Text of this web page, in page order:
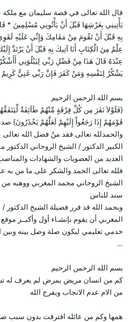
قال الله تعالى في قصة سليمان مع ملكة
يَأْتِينِي بِعَرْشِهَا قَبْلَ أَنْ يَأْتُونِي مُسْلِمِينَ *
بِهِ قَبْلَ أَنْ تَقُومَ مِنْ مَقَامِكَ وَإِنِّي عَلَيْهِ
عِلْمٌ مِنَ الْكِتَابِ أَنَا آتِيكَ بِهِ قَبْلَ أَنْ يَرْتَدَّ
عِنْدَهُ قَالَ هَذَا مِنْ فَضْلِ رَبِّي لِيَبْلُوَنِي
يَشْكُرُ لِنَفْسِهِ وَمَنْ كَفَرَ فَإِنَّ رَبِّي غَنِيٌّ كَرِيمٌ )
بسم الله الرحمن الرحيم
{فَلَوْلاَ نَفَرَ مِن كُلِّ فِرْقَةٍ مِّنْهُمْ طَآئِفَةٌ
قَوْمَهُمْ إِذَا رَجَعُواْ إِلَيْهِمْ لَعَلَّهُمْ يَحْذَرُونَ}
والحمدلله تعالى فقد منٌ فضل الله تعالى
الكبير الدكتور / الشيخ الروحاني
العديد من العضويات والشهادات
فلله تعالى الحمد والشكر على ما من به
الشيخ الروحاني محمد المغربي ووهبه من
سند للناس
وبحمد الله قد قرر فضيلة الشيخ الدكتور
المغربي أن يقوم بإنشـاء أول وأكبــر
خدمي تعليمي ليكون صلة وصل بينه وبين
…
بسم الله الرحمن الرحيم
كم من انسان مريض بمرض لم يعرف له
من الام عدم الانجاب ويفرج الله
همها وكم من عائله افترقت بدون